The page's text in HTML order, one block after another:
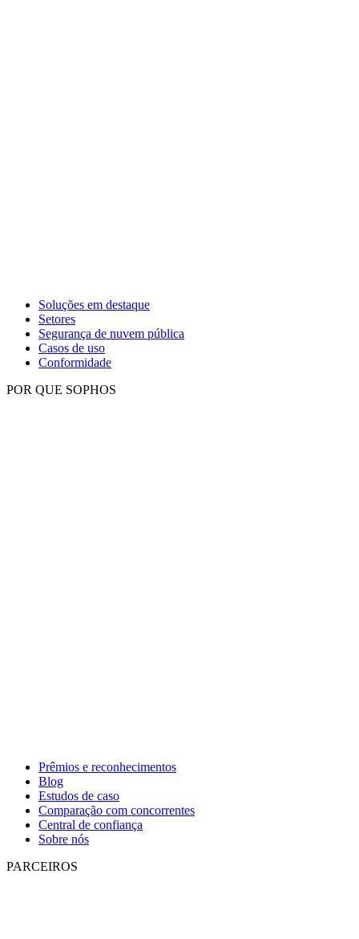
Soluções em destaque
Setores
Segurança de nuvem pública
Casos de uso
Conformidade
POR QUE SOPHOS
Prêmios e reconhecimentos
Blog
Estudos de caso
Comparação com concorrentes
Central de confiança
Sobre nós
PARCEIROS